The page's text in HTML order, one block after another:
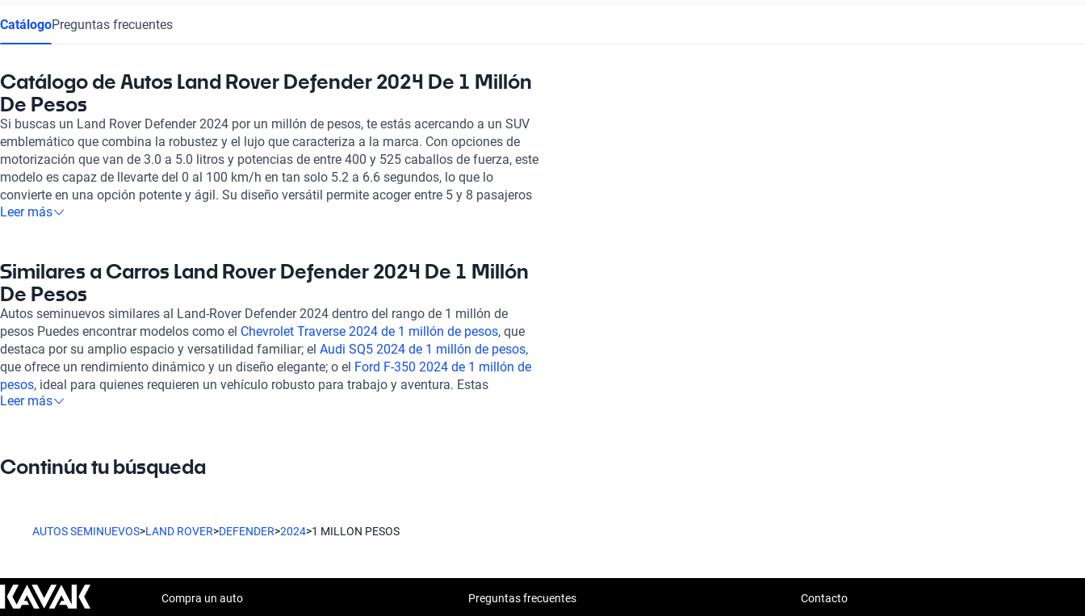
CatálogoPreguntas frecuentes
Catálogo de Autos Land Rover Defender 2024 De 1 Millón
De Pesos
Si buscas un Land Rover Defender 2024 por un millón de pesos, te estás acercando a un SUV
emblemático que combina la robustez y el lujo que caracteriza a la marca. Con opciones de
motorización que van de 3.0 a 5.0 litros y potencias de entre 400 y 525 caballos de fuerza, este
modelo es capaz de llevarte del 0 al 100 km/h en tan solo 5.2 a 6.6 segundos, lo que lo
convierte en una opción potente y ágil. Su diseño versátil permite acoger entre 5 y 8 pasajeros
con asientos de cuero, brindando un sentido de confort y sofisticación. La tecnología no se
sensores y cámaras para estacionamiento proporciona una experiencia de manejo más segura
y sencilla. Con un consumo de combustible de entre 8.6 y 11.0 L/100 km, se hace notar su
eficiencia, complementada con una autonomía de hasta 1044 km. Comprar un vehículo en
Kavak significa acceder a una experiencia de compra 100% en línea, con la seguridad de que
cada SUV, incluido el Land Rover Defender 2024, pasa por una rigurosa inspección de más de
240 puntos. Además, ofrecemos opciones de financiamiento flexibles y la posibilidad de
contratar una garantía extendida para mayor tranquilidad. Para explorar más opciones,
considera elFord Lobo 2024 de 1 millón de pesos, elCadillac Escalade 2024 de 1 millón de
pesos, o el
Leer más
Similares a Carros Land Rover Defender 2024 De 1 Millón
De Pesos
Autos seminuevos similares al Land-Rover Defender 2024 dentro del rango de 1 millón de
pesos Puedes encontrar modelos como el Chevrolet Traverse 2024 de 1 millón de pesos, que
destaca por su amplio espacio y versatilidad familiar; el Audi SQ5 2024 de 1 millón de pesos,
que ofrece un rendimiento dinámico y un diseño elegante; o el Ford F-350 2024 de 1 millón de
pesos, ideal para quienes requieren un vehículo robusto para trabajo y aventura. Estas
opciones proporcionan características destacadas que pueden compararse con las del Land-
Leer más
Continúa tu búsqueda
AUTOS SEMINUEVOS>LAND ROVER>DEFENDER>2024>1 MILLON PESOS
Compra un auto Preguntas frecuentes Contacto